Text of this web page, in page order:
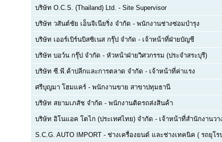
บริษัท O.C.S. (Thailand) Ltd. - Site Supervisor
บริษัท วสันต์ชัย เอ็นจิเนียริ่ง จำกัด - พนักงานช่างซ่อมบำรุง
บริษัท เออร์เบิร์นบิสซิเนส กรุ๊ป จำกัด - เจ้าหน้าที่ฝ่ายบัญชี
บริษัท บอว์น กรุ๊ป จำกัด - หัวหน้าฝ่ายวิศวกรรม (ประจำสระบุรี)
บริษัท ซี.พี.ค้าปลีกและการตลาด จำกัด - เจ้าหน้าที่ค่าแรง
ศรีบุญมา โฮมแคร์ - พนักงานขาย สาขาปทุมธานี
บริษัท สยามเภสัช จำกัด - พนักงานติดรถส่งสินค้า
บริษัท อิโนแอค โตไก (ประเทศไทย) จำกัด - เจ้าหน้าที่สำนักงานวา
S.C.G. AUTO IMPORT - ช่างเครื่องยนต์ และช่างเทคนิค ( รถยุโ